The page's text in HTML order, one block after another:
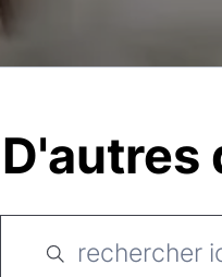
D'autres